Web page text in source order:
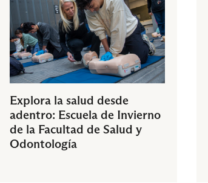
Explora la salud desde
adentro: Escuela de Invierno
de la Facultad de Salud y
Odontología